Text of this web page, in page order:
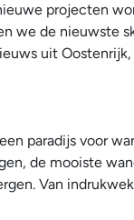
projecten
we de nieuwste
uit
paradijs voor
de mooiste
Van